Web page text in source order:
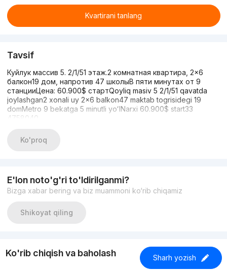
Kvartirani tanlang
Tavsif
Куйлук массив 5. 2/1/51 этаж.2 комнатная квартира, 2×6
балкон19 дом, напротив 47 школыВ пяти минутах от 9
станцииЦена: 60.900$ стартQoyliq masiv 5 2/1/51 qavatda
joylashgan2 xonali uy 2x6 balkon47 maktab togrisidegi 19
domMetro 9 bekatga 5 minutli yoʻlNarxi 60.900$ start33
4758040
Ko'proq
E'lon noto'g'ri to'ldirilganmi?
Bizga xabar bering va biz muammoni ko‘rib chiqamiz
Shikoyat qiling
Ko'rib chiqish va baholash Sharh yozish